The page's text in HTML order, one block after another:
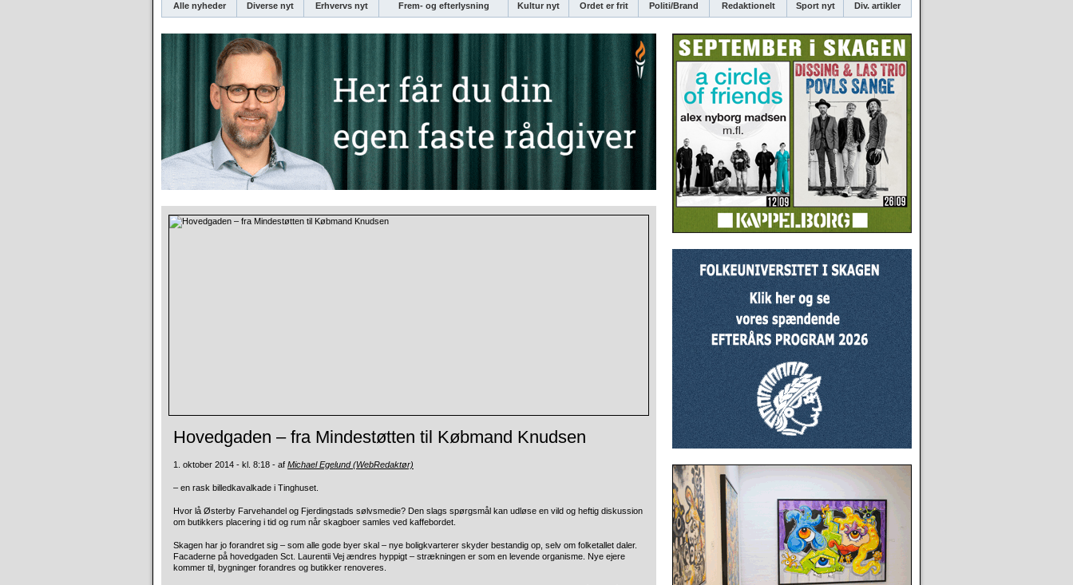
Alle nyheder Diverse nyt Erhvervs nyt Frem- og efterlysning Kultur nyt Ordet er frit Politi/Brand Redaktionelt Sport nyt Div. artikler
Hovedgaden – fra Mindestøtten til Købmand Knudsen
1. oktober 2014 - kl. 8:18 - af Michael Egelund (WebRedaktør)
– en rask billedkavalkade i Tinghuset.
Hvor lå Østerby Farvehandel og Fjerdingstads sølvsmedie? Den slags spørgsmål kan udløse en vild og heftig diskussion
om butikkers placering i tid og rum når skagboer samles ved kaffebordet.
Skagen har jo forandret sig – som alle gode byer skal – nye boligkvarterer skyder bestandig op, selv om folketallet daler.
Facaderne på hovedgaden Sct. Laurentii Vej ændres hyppigt – strækningen er som en levende organisme. Nye ejere
kommer til, bygninger forandres og butikker renoveres.